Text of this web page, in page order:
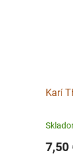
Karí
7,50